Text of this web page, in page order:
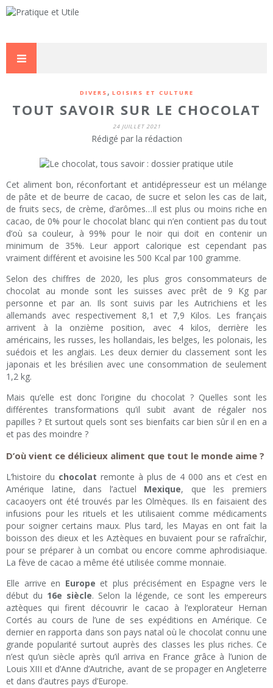
DIVERS , LOISIRS ET CULTURE
TOUT SAVOIR SUR LE CHOCOLAT
24 JUILLET 2021
Rédigé par la rédaction
Cet aliment bon, réconfortant et antidépresseur est un mélange
de pâte et de beurre de cacao, de sucre et selon les cas de lait,
de fruits secs, de crème, d’arômes…Il est plus ou moins riche en
cacao, de 0% pour le chocolat blanc qui n’en contient pas du tout
d’où sa couleur, à 99% pour le noir qui doit en contenir un
minimum de 35%. Leur apport calorique est cependant pas
vraiment différent et avoisine les 500 Kcal par 100 gramme.
Selon des chiffres de 2020, les plus gros consommateurs de
chocolat au monde sont les suisses avec prêt de 9 Kg par
personne et par an. Ils sont suivis par les Autrichiens et les
allemands avec respectivement 8,1 et 7,9 Kilos. Les français
arrivent à la onzième position, avec 4 kilos, derrière les
américains, les russes, les hollandais, les belges, les polonais, les
suédois et les anglais. Les deux dernier du classement sont les
japonais et les brésilien avec une consommation de seulement
1,2 kg.
Mais qu’elle est donc l’origine du chocolat ? Quelles sont les
différentes transformations qu’il subit avant de régaler nos
papilles ? Et surtout quels sont ses bienfaits car bien sûr il en en a
et pas des moindre ?
D’où vient ce délicieux aliment que tout le monde aime ?
L’histoire du chocolat remonte à plus de 4 000 ans et c’est en
Amérique latine, dans l’actuel Mexique, que les premiers
cacaoyers ont été trouvés par les Olmèques. Ils en faisaient des
infusions pour les rituels et les utilisaient comme médicaments
pour soigner certains maux. Plus tard, les Mayas en ont fait la
boisson des dieux et les Aztèques en buvaient pour se rafraîchir,
pour se préparer à un combat ou encore comme aphrodisiaque.
La fève de cacao a même été utilisée comme monnaie.
Elle arrive en Europe et plus précisément en Espagne vers le
début du 16e siècle. Selon la légende, ce sont les empereurs
aztèques qui firent découvrir le cacao à l’explorateur Hernan
Cortés au cours de l’une de ses expéditions en Amérique. Ce
dernier en rapporta dans son pays natal où le chocolat connu une
grande popularité surtout auprès des classes les plus riches. Ce
n’est qu’un siècle après qu’il arriva en France grâce à l’union de
Louis XIII et d’Anne d’Autriche, avant de se propager en Angleterre
et dans d’autres pays d’Europe.